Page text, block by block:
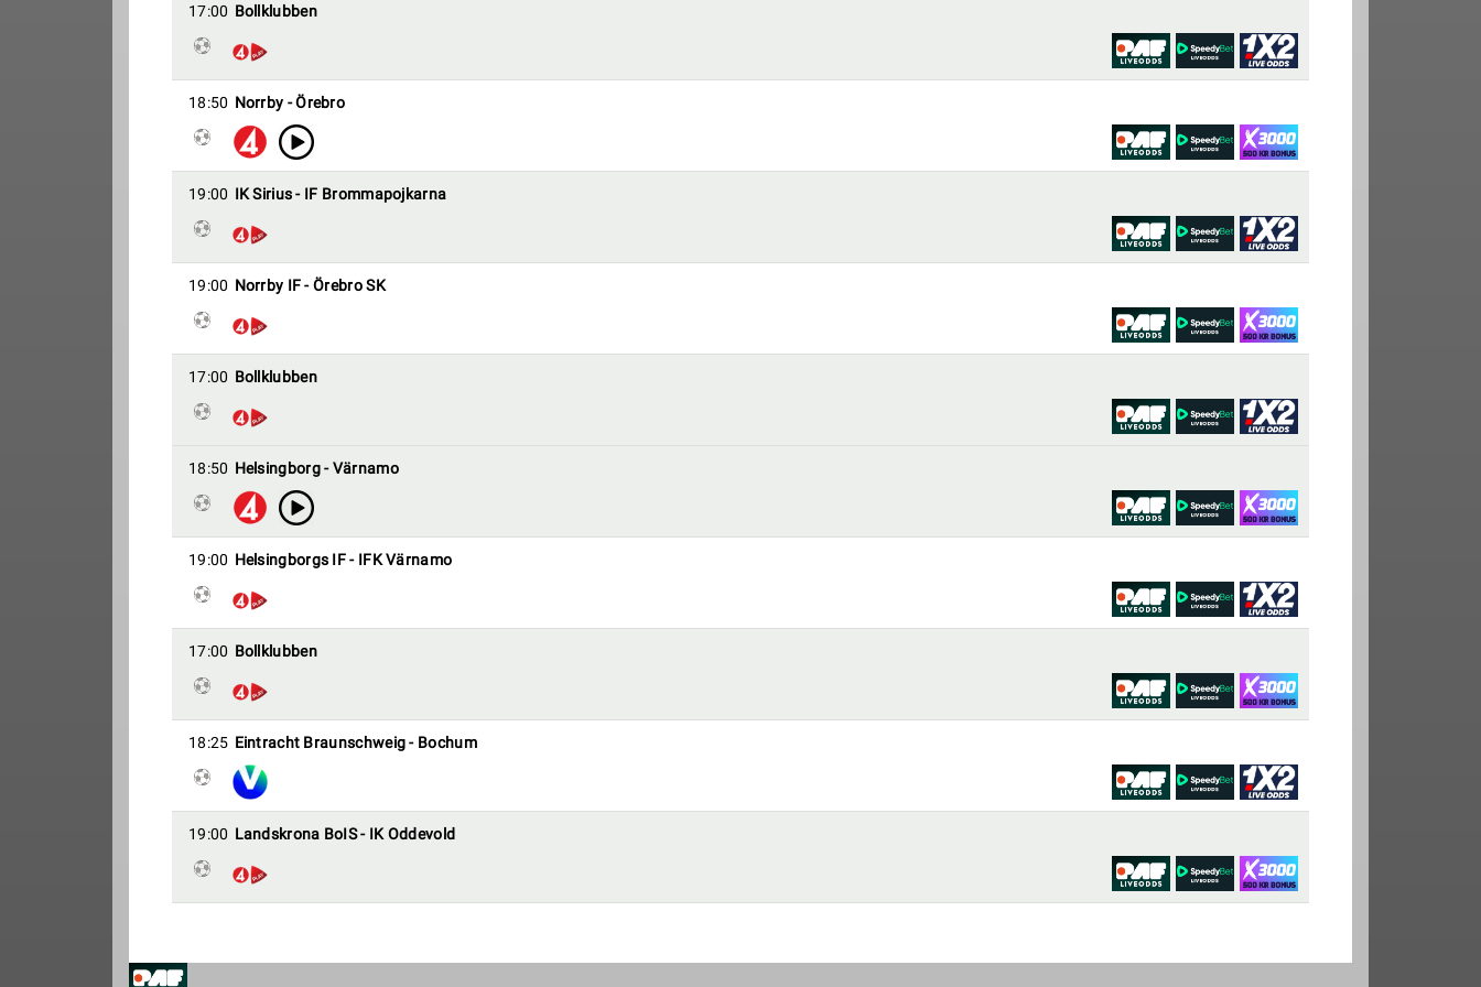
17:00 Bollklubben
18:50 Norrby - Örebro
19:00 IK Sirius - IF Brommapojkarna
19:00 Norrby IF - Örebro SK
17:00 Bollklubben
18:50 Helsingborg - Värnamo
19:00 Helsingborgs IF - IFK Värnamo
17:00 Bollklubben
18:25 Eintracht Braunschweig - Bochum
19:00 Landskrona BoIS - IK Oddevold